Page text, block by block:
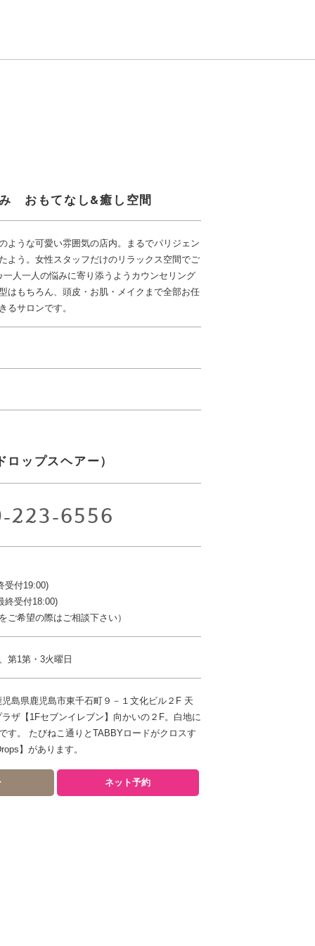
おもてなし&癒し空間
ような可愛い雰囲気の店内。まるでパリジェン
よう。女性スタッフだけのリラックス空間でご
一人一人の悩みに寄り添うようカウンセリング
はもちろん、頭皮・お肌・メイクまで全部お任
るサロンです。
ップスヘアー）
223-6556
受付19:00)
終受付18:00)
ご希望の際はご相談下さい）
第1第・3火曜日
島県鹿児島市東千石町９－１文化ビル２F 天
ザ【1Fセブンイレブン】向かいの２F。白地に
す。 たびねこ通りとTABBYロードがクロスす
】があります。
ネット予約